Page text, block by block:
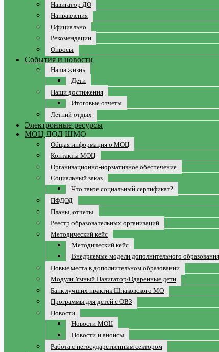
Навигатор ДО
Направления
Официально
Рекомендации
Опросы
События и новости
Наша жизнь
Дети
Наши достижения
Итоговые отчеты
Летний отдых
Электронные ресурсы
МОЦ ДОД ШМО
Общая информация о МОЦ
Контакты МОЦ
Организационно-нормативное обеспечение
Социальный заказ
Что такое социальный сертификат?
ПФДОД
Планы, отчеты
Реестр образовательных организаций
Методический кейс
Методический кейс
Внедряемые модели дополнительного образования
Новые места в дополнительном образовании
Модули Умный Навигатор/Одаренные дети
Банк лучших практик Шпаковского МО
Программы для детей с ОВЗ
Новости
Новости МОЦ
Новости и анонсы
Работа с негосударственным сектором